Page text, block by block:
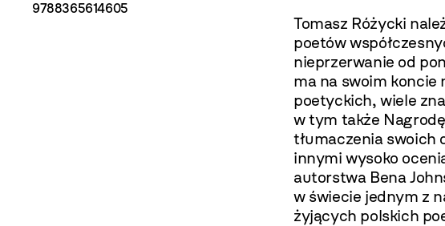
9788365614605
Tomasz Różycki
poetów
nieprzerwanie od
ma na swoim koncie
poetyckich, wiele
w tym także
tłumaczenia swoich
innymi wysoko
autorstwa Bena
w świecie jednym z
żyjących polskich